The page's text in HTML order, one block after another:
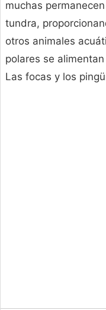
muchas
tundra,
otros animales
polares se
Las focas y los